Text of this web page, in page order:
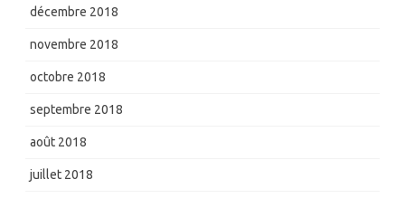
décembre 2018
novembre 2018
octobre 2018
septembre 2018
août 2018
juillet 2018